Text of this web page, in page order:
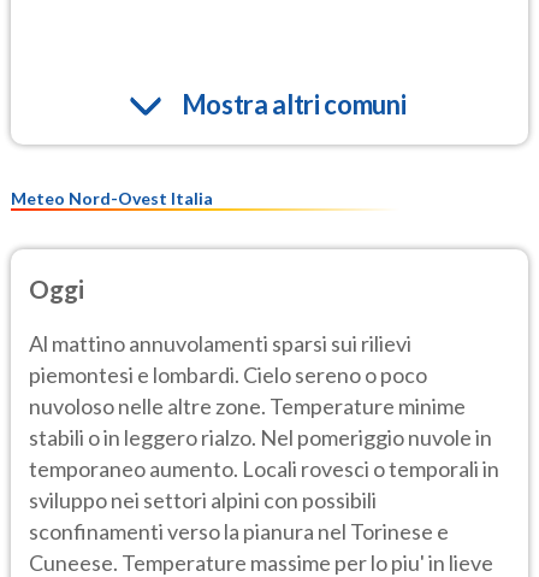
Mostra altri comuni
Meteo Nord-Ovest Italia
Oggi
Al mattino annuvolamenti sparsi sui rilievi
piemontesi e lombardi. Cielo sereno o poco
nuvoloso nelle altre zone. Temperature minime
stabili o in leggero rialzo. Nel pomeriggio nuvole in
temporaneo aumento. Locali rovesci o temporali in
sviluppo nei settori alpini con possibili
sconfinamenti verso la pianura nel Torinese e
Cuneese. Temperature massime per lo piu' in lieve